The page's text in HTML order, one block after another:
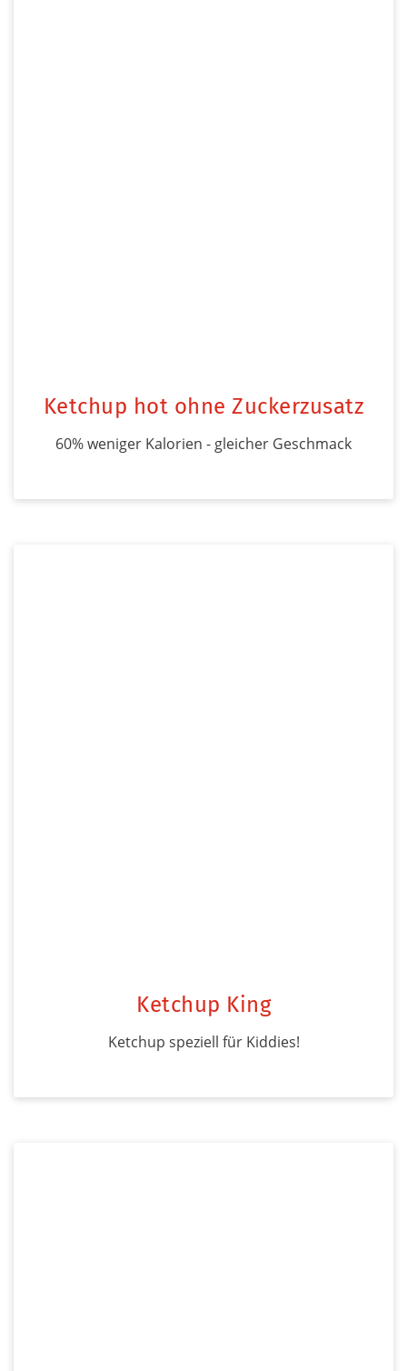
Ketchup hot ohne Zuckerzusatz
60% weniger Kalorien - gleicher Geschmack
Ketchup King
Ketchup speziell für Kiddies!